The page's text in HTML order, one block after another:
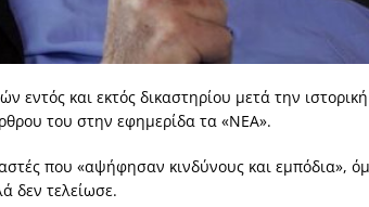
Όταν η δημοσιογραφία βάζει τα χέρια της και βγάζει
συνεργασίας ΗΠΑ-Σαουδικής Αραβίας
ΑΠΟΨΕΙΣ
Τηλλυρίας και το Σχέδιο Άτσεσον
ΑΠΟΨΕΙΣ
Fiers”…
ΑΠΟΨΕΙΣ
Αντιπολίτευση
εντός και εκτός δικαστηρίου μετά την
του στην εφημερίδα τα «ΝΕΑ».
που «αψήφησαν κινδύνους και εμπόδια»,
δεν τελείωσε.